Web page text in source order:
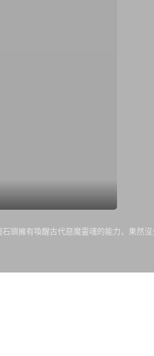
頭擁有喚醒古代惡魔靈魂的能力，果